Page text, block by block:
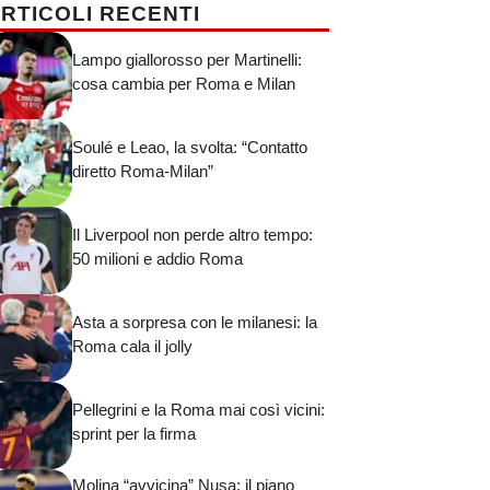
RECENTI
Lampo giallorosso per Martinelli:
cosa cambia per Roma e Milan
Soulé e Leao, la svolta: “Contatto
diretto Roma-Milan”
Il Liverpool non perde altro tempo:
50 milioni e addio Roma
Asta a sorpresa con le milanesi: la
Roma cala il jolly
Pellegrini e la Roma mai così vicini:
sprint per la firma
Molina “avvicina” Nusa: il piano